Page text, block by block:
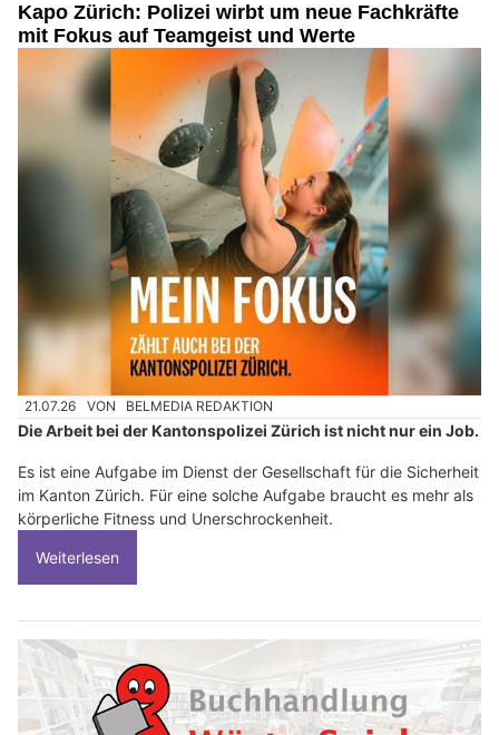
Kapo Zürich: Polizei wirbt um neue Fachkräfte
mit Fokus auf Teamgeist und Werte
21.07.26 VON BELMEDIA REDAKTION
Die Arbeit bei der Kantonspolizei Zürich ist nicht nur ein Job.
Es ist eine Aufgabe im Dienst der Gesellschaft für die Sicherheit
im Kanton Zürich. Für eine solche Aufgabe braucht es mehr als
körperliche Fitness und Unerschrockenheit.
Weiterlesen